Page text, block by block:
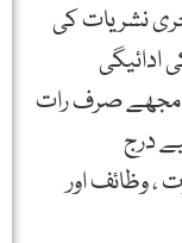
نشریات کی
ادائیگی
مجھے صرف رات
درج
، وظائف اور